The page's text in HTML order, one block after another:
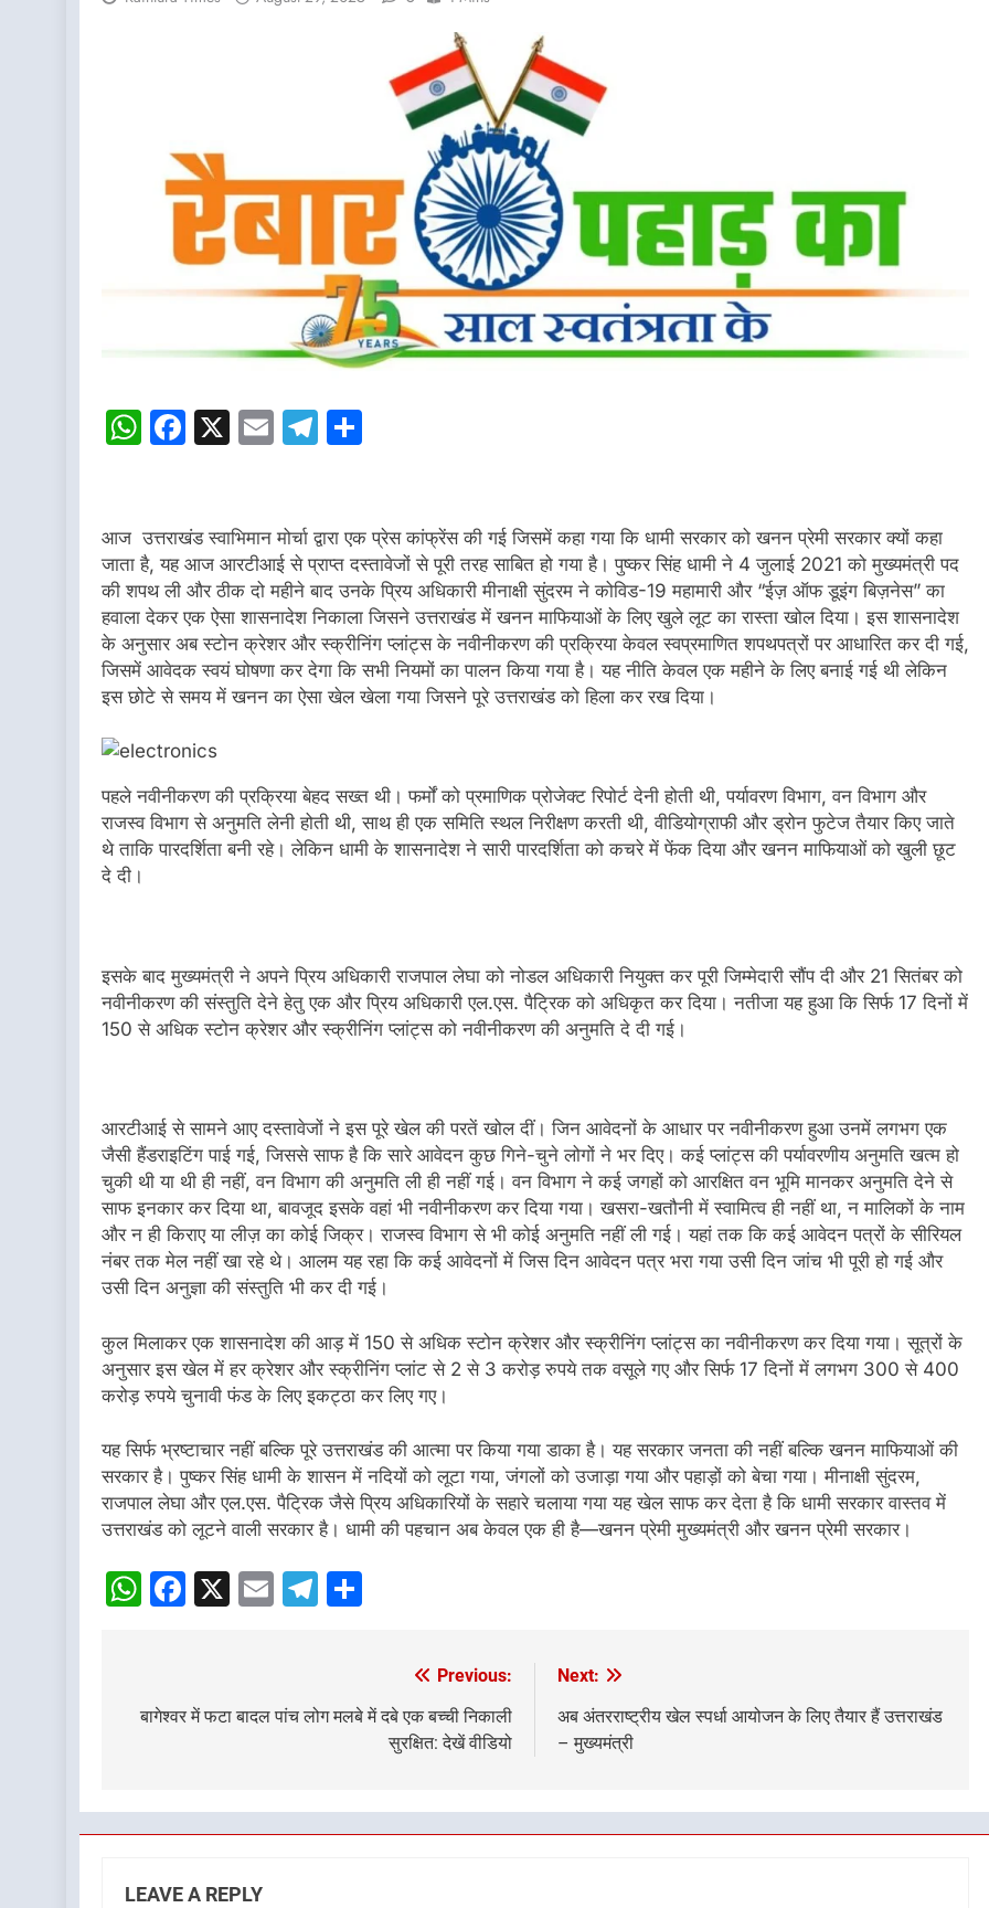
WhatsApp
Facebook
X EmailTelegram
आज उत्तराखंड स्वाभिमान मोर्चा द्वारा एक प्रेस कांफ्रेंस की गई जिसमें कहा गया कि धामी सरकार को खनन प्रेमी सरकार क्यों कहा
जाता है, यह आज आरटीआई से प्राप्त दस्तावेजों से पूरी तरह साबित हो गया है। पुष्कर सिंह धामी ने 4 जुलाई 2021 को मुख्यमंत्री पद
की शपथ ली और ठीक दो महीने बाद उनके प्रिय अधिकारी मीनाक्षी सुंदरम ने कोविड-19 महामारी और “ईज़ ऑफ डूइंग बिज़नेस” का
हवाला देकर एक ऐसा शासनादेश निकाला जिसने उत्तराखंड में खनन माफियाओं के लिए खुले लूट का रास्ता खोल दिया। इस शासनादेश
के अनुसार अब स्टोन क्रेशर और स्क्रीनिंग प्लांट्स के नवीनीकरण की प्रक्रिया केवल स्वप्रमाणित शपथपत्रों पर आधारित कर दी गई,
जिसमें आवेदक स्वयं घोषणा कर देगा कि सभी नियमों का पालन किया गया है। यह नीति केवल एक महीने के लिए बनाई गई थी लेकिन
इस छोटे से समय में खनन का ऐसा खेल खेला गया जिसने पूरे उत्तराखंड को हिला कर रख दिया।
पहले नवीनीकरण की प्रक्रिया बेहद सख्त थी। फर्मों को प्रमाणिक प्रोजेक्ट रिपोर्ट देनी होती थी, पर्यावरण विभाग, वन विभाग और
राजस्व विभाग से अनुमति लेनी होती थी, साथ ही एक समिति स्थल निरीक्षण करती थी, वीडियोग्राफी और ड्रोन फुटेज तैयार किए जाते
थे ताकि पारदर्शिता बनी रहे। लेकिन धामी के शासनादेश ने सारी पारदर्शिता को कचरे में फेंक दिया और खनन माफियाओं को खुली छूट
दे दी।
इसके बाद मुख्यमंत्री ने अपने प्रिय अधिकारी राजपाल लेघा को नोडल अधिकारी नियुक्त कर पूरी जिम्मेदारी सौंप दी और 21 सितंबर को
नवीनीकरण की संस्तुति देने हेतु एक और प्रिय अधिकारी एल.एस. पैट्रिक को अधिकृत कर दिया। नतीजा यह हुआ कि सिर्फ 17 दिनों में
150 से अधिक स्टोन क्रेशर और स्क्रीनिंग प्लांट्स को नवीनीकरण की अनुमति दे दी गई।
आरटीआई से सामने आए दस्तावेजों ने इस पूरे खेल की परतें खोल दीं। जिन आवेदनों के आधार पर नवीनीकरण हुआ उनमें लगभग एक
जैसी हैंडराइटिंग पाई गई, जिससे साफ है कि सारे आवेदन कुछ गिने-चुने लोगों ने भर दिए। कई प्लांट्स की पर्यावरणीय अनुमति खत्म हो
चुकी थी या थी ही नहीं, वन विभाग की अनुमति ली ही नहीं गई। वन विभाग ने कई जगहों को आरक्षित वन भूमि मानकर अनुमति देने से
साफ इनकार कर दिया था, बावजूद इसके वहां भी नवीनीकरण कर दिया गया। खसरा-खतौनी में स्वामित्व ही नहीं था, न मालिकों के नाम
और न ही किराए या लीज़ का कोई जिक्र। राजस्व विभाग से भी कोई अनुमति नहीं ली गई। यहां तक कि कई आवेदन पत्रों के सीरियल
नंबर तक मेल नहीं खा रहे थे। आलम यह रहा कि कई आवेदनों में जिस दिन आवेदन पत्र भरा गया उसी दिन जांच भी पूरी हो गई और
उसी दिन अनुज्ञा की संस्तुति भी कर दी गई।
कुल मिलाकर एक शासनादेश की आड़ में 150 से अधिक स्टोन क्रेशर और स्क्रीनिंग प्लांट्स का नवीनीकरण कर दिया गया। सूत्रों के
अनुसार इस खेल में हर क्रेशर और स्क्रीनिंग प्लांट से 2 से 3 करोड़ रुपये तक वसूले गए और सिर्फ 17 दिनों में लगभग 300 से 400
करोड़ रुपये चुनावी फंड के लिए इकट्ठा कर लिए गए।
यह सिर्फ भ्रष्टाचार नहीं बल्कि पूरे उत्तराखंड की आत्मा पर किया गया डाका है। यह सरकार जनता की नहीं बल्कि खनन माफियाओं की
सरकार है। पुष्कर सिंह धामी के शासन में नदियों को लूटा गया, जंगलों को उजाड़ा गया और पहाड़ों को बेचा गया। मीनाक्षी सुंदरम,
राजपाल लेघा और एल.एस. पैट्रिक जैसे प्रिय अधिकारियों के सहारे चलाया गया यह खेल साफ कर देता है कि धामी सरकार वास्तव में
उत्तराखंड को लूटने वाली सरकार है। धामी की पहचान अब केवल एक ही है—खनन प्रेमी मुख्यमंत्री और खनन प्रेमी सरकार।
WhatsApp
Facebook
X EmailTelegram
navigation
Previous:
बागेश्वर में फटा बादल पांच लोग मलबे में दबे एक बच्ची निकाली
सुरक्षित: देखें वीडियो
Next:
अब अंतरराष्ट्रीय खेल स्पर्धा आयोजन के लिए तैयार हैं उत्तराखंड
– मुख्यमंत्री
LEAVE A REPLY